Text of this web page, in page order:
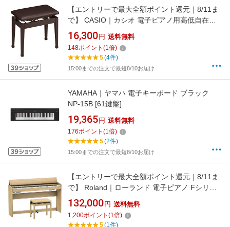
【エントリーで最大全額ポイント還元｜8/11ま
で】 CASIO｜カシオ 電子ピアノ用高低自在イ
ス ブラウン CB-30BN[CB30BN]
16,300 円 送料無料
148ポイント (1倍)
5(4件)
15:00までの注文で最短8/10お届け
YAMAHA｜ヤマハ 電子キーボード ブラック
NP-15B [61鍵盤]
19,365 円 送料無料
176ポイント (1倍)
5(2件)
15:00までの注文で最短8/10お届け
【エントリーで最大全額ポイント還元｜8/11ま
で】 Roland｜ローランド 電子ピアノ Fシリー
ズ ライトオーク F701-LA [88鍵盤]
132,000 円 送料無料
1,200ポイント (1倍)
5(1件)